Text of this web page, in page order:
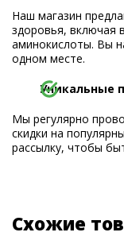
Наш магазин
здоровья, включая
аминокислоты. Вы
одном месте.
Уникальные
Мы регулярно
скидки на
рассылку, чтобы
Схожие